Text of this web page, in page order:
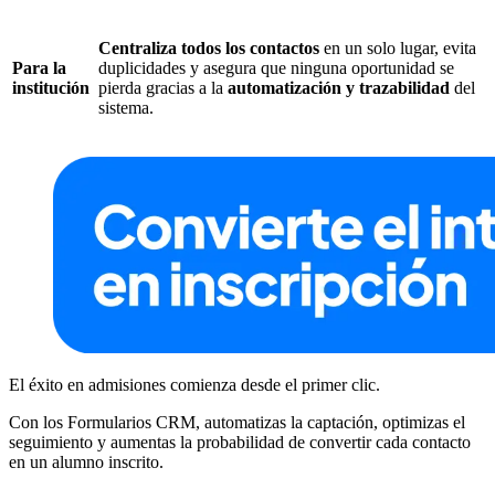
Para la
institución
Centraliza todos los contactos en un solo lugar, evita
duplicidades y asegura que ninguna oportunidad se
pierda gracias a la automatización y trazabilidad del
sistema.
El éxito en admisiones comienza desde el primer clic.
Con los Formularios CRM, automatizas la captación, optimizas el
seguimiento y aumentas la probabilidad de convertir cada contacto
en un alumno inscrito.